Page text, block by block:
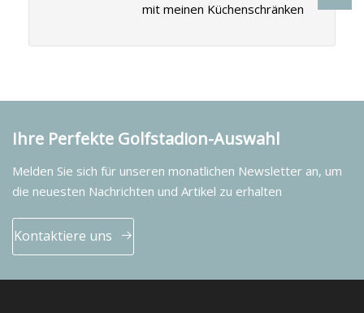
mit meinen Küchenschränken
Ihre Perfekte Golfstadion-Auswahl
Melden Sie sich für unseren monatlichen Newsletter an, um
die neuesten Nachrichten und Artikel zu erhalten
Kontaktiere uns